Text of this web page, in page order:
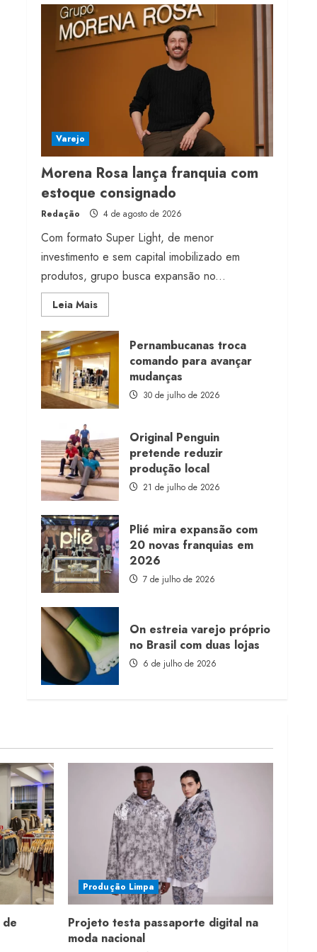
Projeto testa passaporte
digital na moda nacional
4 de agosto de 2026
Morena Rosa lança
franquia com estoque
consignado
4 de agosto de 2026
Varejo
Morena Rosa lança franquia com
estoque consignado
Redação 4 de agosto de 2026
Com formato Super Light, de menor
investimento e sem capital imobilizado em
produtos, grupo busca expansão no...
Leia MaisRead
more
Morena
Rosa
lança
franquia
com
estoque
consignado
Pernambucanas troca
comando para avançar
mudanças
30 de julho de 2026
Original Penguin
pretende reduzir
produção local
21 de julho de 2026
Plié mira expansão com
20 novas franquias em
2026
7 de julho de 2026
On estreia varejo próprio
no Brasil com duas lojas
6 de julho de 2026
Produção Limpa
Projeto testa passaporte digital na
moda nacional